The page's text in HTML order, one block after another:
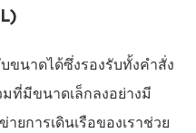
ขนาดได้ซึ่งรองรับทั้งคำสั่ง
ที่มีขนาดเล็กลงอย่างมี
ยการเดินเรือของเราช่วย